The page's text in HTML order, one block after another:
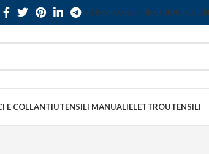
SERVIZIO CLIENTISPEDIZIONIRESI E
E COLLANTIUTENSILI MANUALIELETTROUTENSILI